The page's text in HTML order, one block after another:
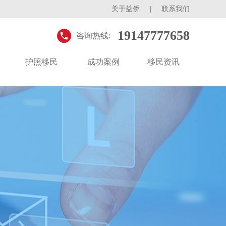
关于益侨 联系我们
护照移民 成功案例 移民资讯
咨询热线: 19147777658